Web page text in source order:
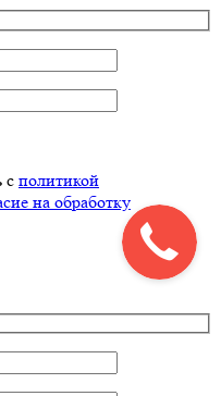
с политикой
на обработку